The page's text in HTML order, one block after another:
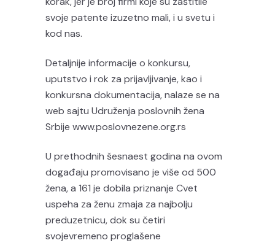
svoje patente izuzetno mali, i u svetu i
kod nas.
Detaljnije informacije o konkursu,
uputstvo i rok za prijavljivanje, kao i
konkursna dokumentacija, nalaze se na
web sajtu Udruženja poslovnih žena
Srbije www.poslovnezene.org.rs
U prethodnih šesnaest godina na ovom
događaju promovisano je više od 500
žena, a 161 je dobila priznanje Cvet
uspeha za ženu zmaja za najbolju
preduzetnicu, dok su četiri
svojevremeno proglašene